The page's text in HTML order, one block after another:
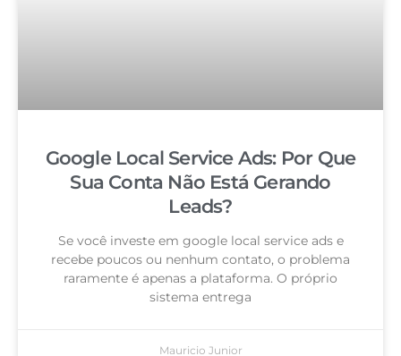
Google Local Service Ads: Por Que
Sua Conta Não Está Gerando
Leads?
Se você investe em google local service ads e
recebe poucos ou nenhum contato, o problema
raramente é apenas a plataforma. O próprio
sistema entrega
Mauricio Junior